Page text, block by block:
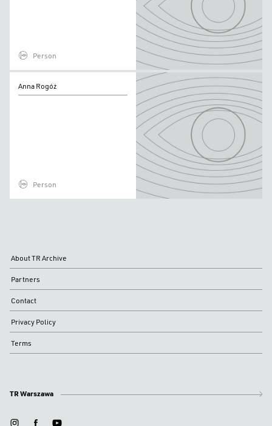
Person
Rogóż
Anna Rogóż
Person
About TR Archive
Partners
Contact
Privacy Policy
Terms
TR Warszawa
instagramfacebookyoutube